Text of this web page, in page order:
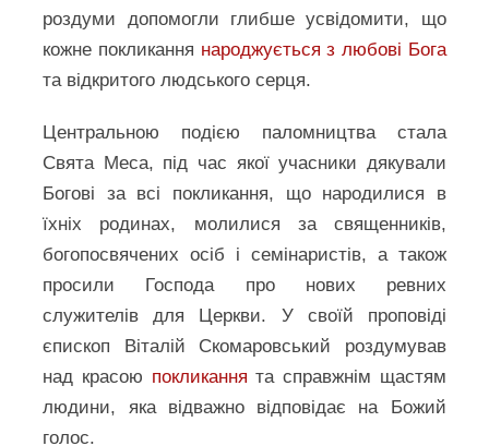
роздуми допомогли глибше усвідомити, що
кожне покликання народжується з любові Бога
та відкритого людського серця.
Центральною подією паломництва стала
Свята Меса, під час якої учасники дякували
Богові за всі покликання, що народилися в
їхніх родинах, молилися за священників,
богопосвячених осіб і семінаристів, а також
просили Господа про нових ревних
служителів для Церкви. У своїй проповіді
єпископ Віталій Скомаровський роздумував
над красою покликання та справжнім щастям
людини, яка відважно відповідає на Божий
голос.